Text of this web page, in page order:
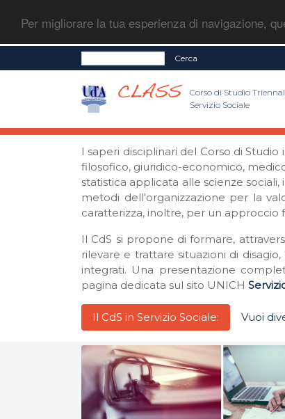
Per migliorare la tua esperienza di navigazione,
Cerca
Corso di Studio
Servizio Sociale
I saperi disciplinari del Corso di
filosofico, giuridico-economico,
statistica applicata alle scienze
metodi dell'organizzazione per la
caratterizza, inoltre, per un
Il CdS si propone di formare,
rilevare e trattare situazioni di
integrati. Una presentazione
pagina dedicata sul sito UNICH
Il CdS in Servizio Sociale: Vuoi